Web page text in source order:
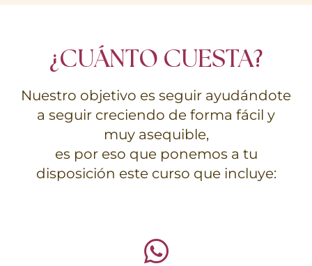
¿CUÁNTO CUESTA?
Nuestro objetivo es seguir ayudándote
a seguir creciendo de forma fácil y
muy asequible,
es por eso que ponemos a tu
disposición este curso que incluye: